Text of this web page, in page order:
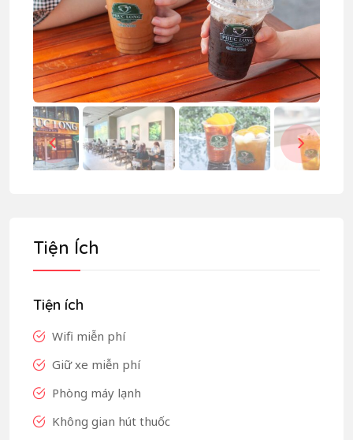
Tiện Ích
Tiện ích
Wifi miễn phí
Giữ xe miễn phí
Phòng máy lạnh
Không gian hút thuốc